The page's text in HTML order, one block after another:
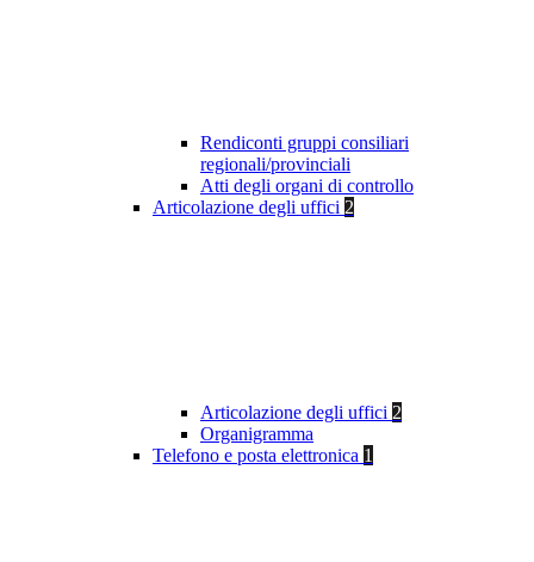
Rendiconti gruppi consiliari
regionali/provinciali
Atti degli organi di controllo
Articolazione degli uffici 2
Articolazione degli uffici 2
Organigramma
Telefono e posta elettronica 1